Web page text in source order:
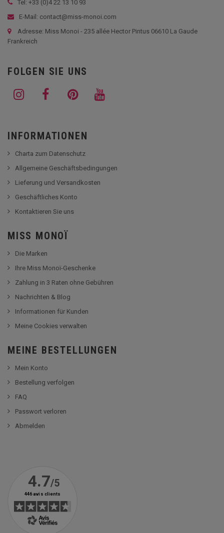
Tel: +33 (0)4 22 13 10 93
E-Mail: contact@miss-monoi.com
Adresse: Miss Monoi - 235 allée Hector Pintus 06610 La Gaude
Frankreich
FOLGEN SIE UNS
INFORMATIONEN
Charta zum Datenschutz
Allgemeine Geschäftsbedingungen
Lieferung und Versandkosten
Geschäftliches Konto
Kontaktieren Sie uns
MISS MONOÏ
Die Marken
Ihre Miss Monoï-Geschenke
Zahlung in 3 Raten ohne Gebühren
Nachrichten & Blog
Informationen für Kunden
Meine Cookies verwalten
MEINE BESTELLUNGEN
Mein Konto
Bestellung verfolgen
FAQ
Passwort verloren
Abmelden